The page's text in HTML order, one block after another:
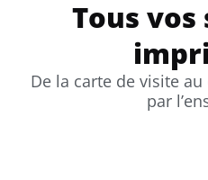
Tous
De la carte de visite
par